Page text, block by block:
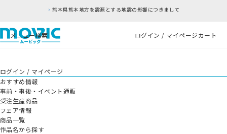
熊本県熊本地方を震源とする地震の影響につきまして
メニュー検索 ログイン / マイページカート
ログイン / マイページ
おすすめ情報
事前・事後・イベント通販
受注生産商品
フェア情報
商品一覧
作品名から探す